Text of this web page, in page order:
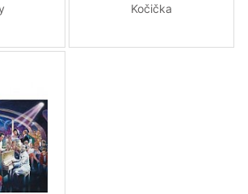
Kočička